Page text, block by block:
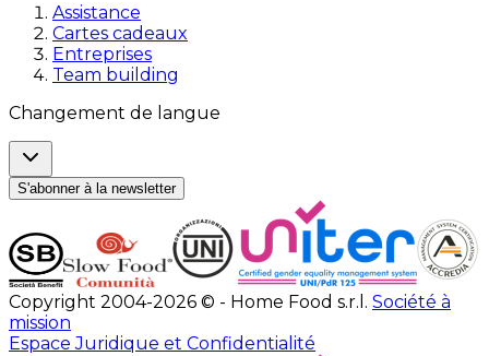
Assistance
Cartes cadeaux
Entreprises
Team building
Changement de langue
S'abonner à la newsletter
Copyright 2004-2026 © - Home Food s.r.l. Société à
mission
Espace Juridique et Confidentialité